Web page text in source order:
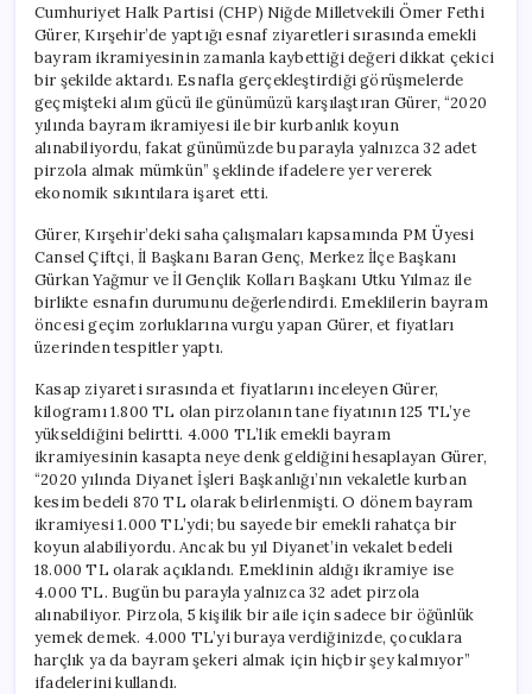
Geldiği
Üzücü
Gerçekler
için
Cumhuriyet Halk Partisi (CHP) Niğde Milletvekili Ömer Fethi
Gürer, Kırşehir’de yaptığı esnaf ziyaretleri sırasında emekli
bayram ikramiyesinin zamanla kaybettiği değeri dikkat çekici
bir şekilde aktardı. Esnafla gerçekleştirdiği görüşmelerde
geçmişteki alım gücü ile günümüzü karşılaştıran Gürer, “2020
yılında bayram ikramiyesi ile bir kurbanlık koyun
alınabiliyordu, fakat günümüzde bu parayla yalnızca 32 adet
pirzola almak mümkün” şeklinde ifadelere yer vererek
ekonomik sıkıntılara işaret etti.
Gürer, Kırşehir’deki saha çalışmaları kapsamında PM Üyesi
Cansel Çiftçi, İl Başkanı Baran Genç, Merkez İlçe Başkanı
Gürkan Yağmur ve İl Gençlik Kolları Başkanı Utku Yılmaz ile
birlikte esnafın durumunu değerlendirdi. Emeklilerin bayram
öncesi geçim zorluklarına vurgu yapan Gürer, et fiyatları
üzerinden tespitler yaptı.
Kasap ziyareti sırasında et fiyatlarını inceleyen Gürer,
kilogramı 1.800 TL olan pirzolanın tane fiyatının 125 TL’ye
yükseldiğini belirtti. 4.000 TL’lik emekli bayram
ikramiyesinin kasapta neye denk geldiğini hesaplayan Gürer,
“2020 yılında Diyanet İşleri Başkanlığı’nın vekaletle kurban
kesim bedeli 870 TL olarak belirlenmişti. O dönem bayram
ikramiyesi 1.000 TL’ydi; bu sayede bir emekli rahatça bir
koyun alabiliyordu. Ancak bu yıl Diyanet’in vekalet bedeli
18.000 TL olarak açıklandı. Emeklinin aldığı ikramiye ise
4.000 TL. Bugün bu parayla yalnızca 32 adet pirzola
alınabiliyor. Pirzola, 5 kişilik bir aile için sadece bir öğünlük
yemek demek. 4.000 TL’yi buraya verdiğinizde, çocuklara
harçlık ya da bayram şekeri almak için hiçbir şey kalmıyor”
ifadelerini kullandı.